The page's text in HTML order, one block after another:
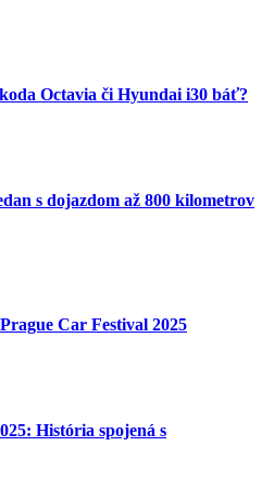
Octavia či Hyundai i30 báť?
s dojazdom až 800 kilometrov
Car Festival 2025
História spojená s